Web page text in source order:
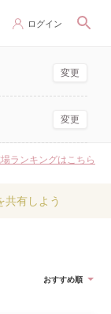
ログイン
変更
変更
ランキングはこちら
有しよう
おすすめ順